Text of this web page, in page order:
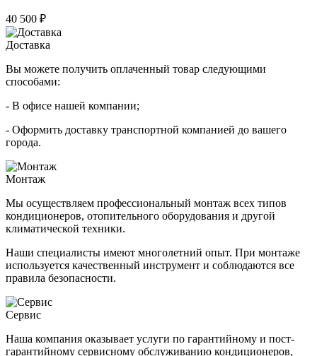
40 500 ₽
Доставка
Вы можете получить оплаченный товар следующими
способами:
- В офисе нашей компании;
- Оформить доставку транспортной компанией до вашего
города.
Монтаж
Мы осуществляем профессиональный монтаж всех типов
кондиционеров, отопительного оборудования и другой
климатической техники.
Наши специалисты имеют многолетний опыт. При монтаже
используется качественный инструмент и соблюдаются все
правила безопасности.
Сервис
Наша компания оказывает услуги по гарантийному и пост-
гарантийному сервисному обслуживанию кондиционеров,